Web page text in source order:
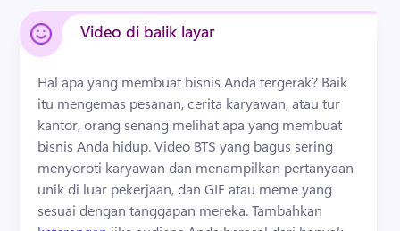
Video di balik layar
Hal apa yang membuat bisnis Anda tergerak? Baik
itu mengemas pesanan, cerita karyawan, atau tur
kantor, orang senang melihat apa yang membuat
bisnis Anda hidup. Video BTS yang bagus sering
menyoroti karyawan dan menampilkan pertanyaan
unik di luar pekerjaan, dan GIF atau meme yang
sesuai dengan tanggapan mereka. Tambahkan